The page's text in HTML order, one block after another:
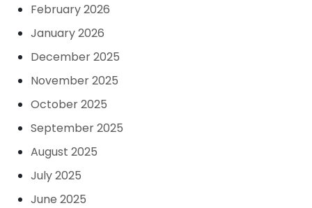
February 2026
January 2026
December 2025
November 2025
October 2025
September 2025
August 2025
July 2025
June 2025